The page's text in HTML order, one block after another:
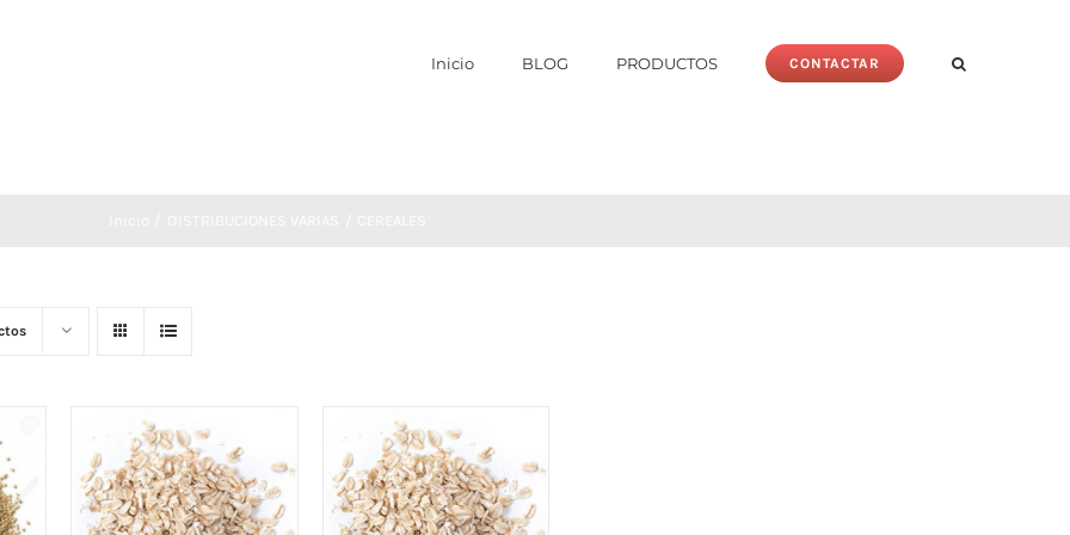
Inicio BLOG PRODUCTOS CONTACTAR